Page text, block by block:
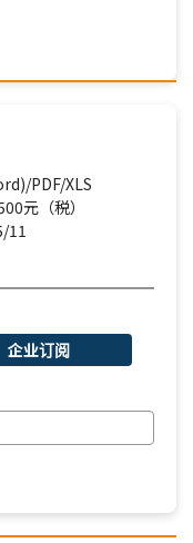
PDF/XLS
元（税）
11
企业订阅